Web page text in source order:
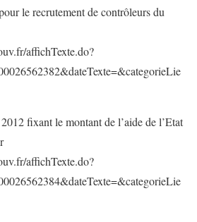
le recrutement de contrôleurs du
affichTexte.do?
fixant le montant de l’aide de l’Etat
affichTexte.do?